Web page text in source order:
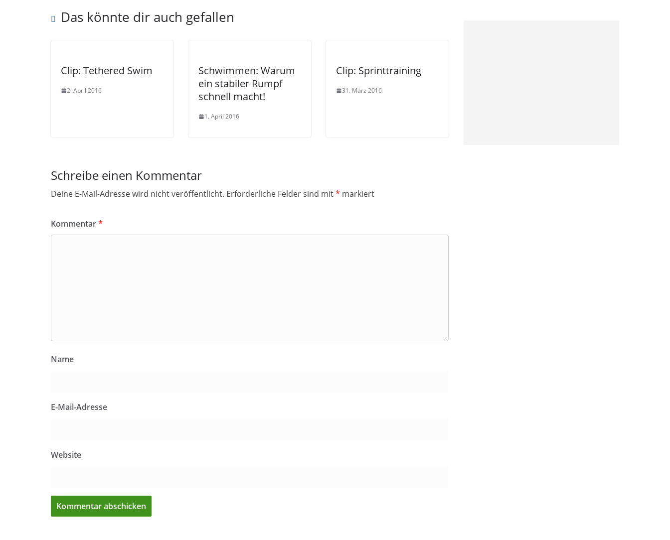
Das könnte dir auch gefallen
Clip: Tethered Swim
2. April 2016
Schwimmen: Warum
ein stabiler Rumpf
schnell macht!
1. April 2016
Clip: Sprinttraining
31. März 2016
Schreibe einen Kommentar
Deine E-Mail-Adresse wird nicht veröffentlicht. Erforderliche Felder sind mit* markiert
Kommentar*
Name
E-Mail-Adresse
Website